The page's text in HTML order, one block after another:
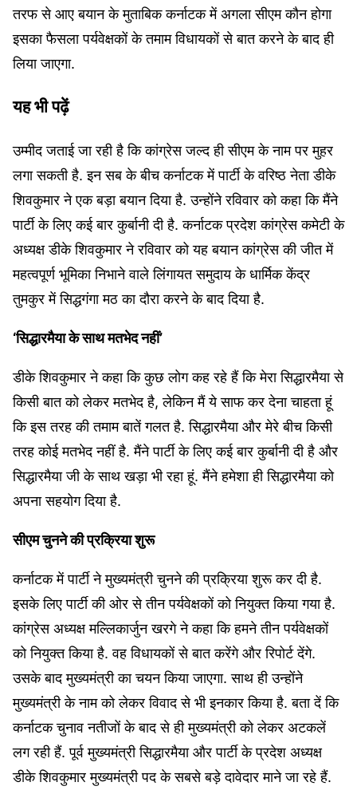
तरफ से आए बयान के मुताबिक कर्नाटक में अगला सीएम कौन होगा
इसका फैसला पर्यवेक्षकों के तमाम विधायकों से बात करने के बाद ही
लिया जाएगा.
यह भी पढ़ें
उम्मीद जताई जा रही है कि कांग्रेस जल्द ही सीएम के नाम पर मुहर
लगा सकती है. इन सब के बीच कर्नाटक में पार्टी के वरिष्ठ नेता डीके
शिवकुमार ने एक बड़ा बयान दिया है. उन्होंने रविवार को कहा कि मैंने
पार्टी के लिए कई बार कुर्बानी दी है. कर्नाटक प्रदेश कांग्रेस कमेटी के
अध्‍यक्ष डीके शिवकुमार ने रविवार को यह बयान कांग्रेस की जीत में
महत्वपूर्ण भूमिका निभाने वाले लिंगायत समुदाय के धार्मिक केंद्र
तुमकुर में सिद्धगंगा मठ का दौरा करने के बाद दिया है.
‘सिद्धारमैया के साथ मतभेद नहीं’
डीके शिवकुमार ने कहा कि कुछ लोग कह रहे हैं कि मेरा सिद्धारमैया से
किसी बात को लेकर मतभेद है, लेकिन मैं ये साफ कर देना चाहता हूं
कि इस तरह की तमाम बातें गलत है. सिद्धारमैया और मेरे बीच किसी
तरह कोई मतभेद नहीं है. मैंने पार्टी के लिए कई बार कुर्बानी दी है और
सिद्धारमैया जी के साथ खड़ा भी रहा हूं. मैंने हमेशा ही सिद्धारमैया को
अपना सहयोग दिया है.
सीएम चुनने की प्रक्रिया शुरू
कर्नाटक में पार्टी ने मुख्‍यमंत्री चुनने की प्रक्रिया शुरू कर दी है.
इसके लिए पार्टी की ओर से तीन पर्यवेक्षकों को नियुक्‍त किया गया है.
कांग्रेस अध्‍यक्ष मल्लिकार्जुन खरगे ने कहा कि हमने तीन पर्यवेक्षकों
को नियुक्‍त किया है. वह विधायकों से बात करेंगे और रिपोर्ट देंगे.
उसके बाद मुख्‍यमंत्री का चयन किया जाएगा. साथ ही उन्‍होंने
मुख्‍यमंत्री के नाम को लेकर विवाद से भी इनकार किया है. बता दें कि
कर्नाटक चुनाव नतीजों के बाद से ही मुख्‍यमंत्री को लेकर अटकलें
लग रही हैं. पूर्व मुख्‍यमंत्री सिद्धारमैया और पार्टी के प्रदेश अध्‍यक्ष
डीके शिवकुमार मुख्‍यमंत्री पद के सबसे बड़े दावेदार माने जा रहे हैं.